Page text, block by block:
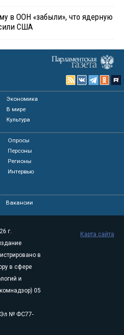
в ООН «забыли», что ядерную
США
Экономика
В мире
Культура
Опросы
Персоны
Регионы
Интервью
Вакансии
г.
в
в сфере
и
05
Эл № ФС77-
Карта сайта